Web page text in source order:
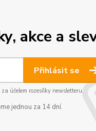
akce a
Přihlásit se
za účelem rozesílky newsletteru.
jednou za 14 dní.